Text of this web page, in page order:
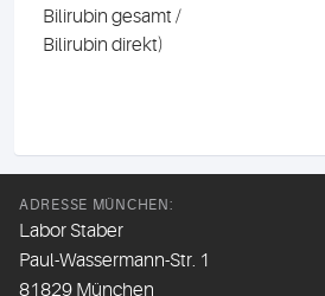
Bilirubin gesamt /
Bilirubin direkt)
ADRESSE MÜNCHEN:
Labor Staber
Paul-Wassermann-Str. 1
81829 München